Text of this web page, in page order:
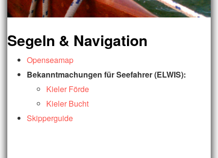
Segeln & Navigation
Openseamap
Bekanntmachungen für Seefahrer (ELWIS):
Kieler Förde
Kieler Bucht
Skipperguide